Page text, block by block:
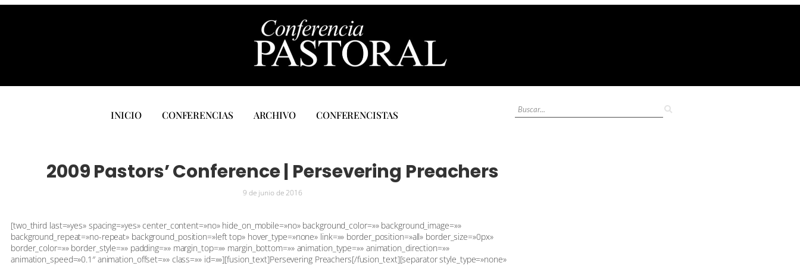
INICIO CONFERENCIAS ARCHIVO CONFERENCISTAS
2009 Pastors’ Conference | Persevering Preachers
9 de junio de 2016
[two_third last=»yes» spacing=»yes» center_content=»no» hide_on_mobile=»no» background_color=»» background_image=»»
background_repeat=»no-repeat» background_position=»left top» hover_type=»none» link=»» border_position=»all» border_size=»0px»
border_color=»» border_style=»» padding=»» margin_top=»» margin_bottom=»» animation_type=»» animation_direction=»»
animation_speed=»0.1″ animation_offset=»» class=»» id=»»][fusion_text]Persevering Preachers[/fusion_text][separator style_type=»none»